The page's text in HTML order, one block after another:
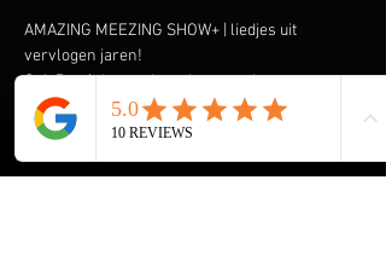
AMAZING MEEZING SHOW+ | liedjes uit
vervlogen jaren!
Ook René draagt de ouderen onder ons een
warm hart toe en komt graag spelen & zingen
om hen een onvergetelijke ochtend of middag
te bezorgen. Speciaal heeft hij de AMAZING
MEEZING SHOW+ samengesteld met liedjes uit